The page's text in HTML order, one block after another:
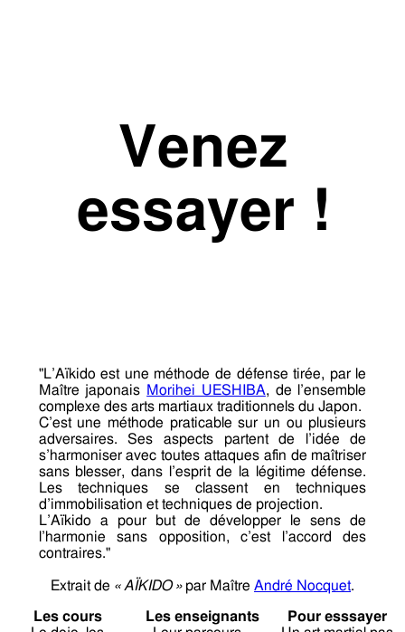
Venez
essayer !
"L’Aïkido est une méthode de défense tirée, par le
Maître japonais Morihei UESHIBA, de l’ensemble
complexe des arts martiaux traditionnels du Japon.
C’est une méthode praticable sur un ou plusieurs
adversaires. Ses aspects partent de l’idée de
s’harmoniser avec toutes attaques afin de maîtriser
sans blesser, dans l’esprit de la légitime défense.
Les techniques se classent en techniques
d’immobilisation et techniques de projection.
L’Aïkido a pour but de développer le sens de
l’harmonie sans opposition, c’est l’accord des
contraires."
Extrait de « AÏKIDO »par Maître André Nocquet.
Les cours
Les enseignants
Pour esssayer